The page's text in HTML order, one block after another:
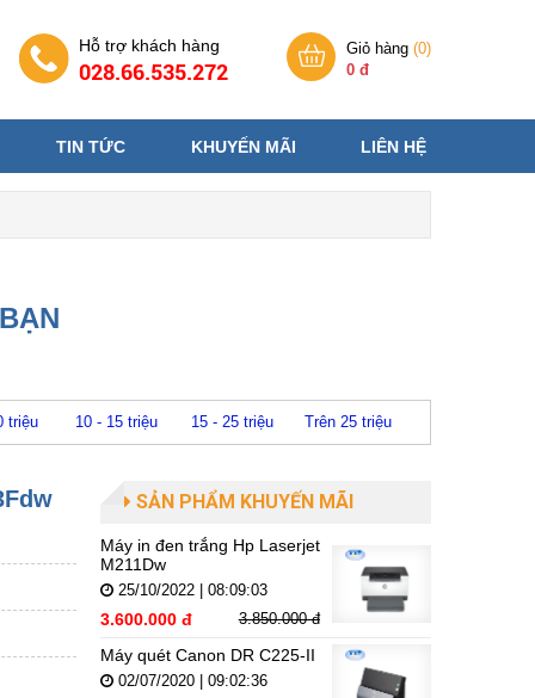
Hỗ trợ khách hàng
028.66.535.272
Giỏ hàng (0)
0 đ
TIN TỨC KHUYẾN MÃI LIÊN HỆ
triệu 10 - 15 triệu 15 - 25 triệu Trên 25 triệu
SẢN PHẨM KHUYẾN MÃI
Máy in đen trắng Hp Laserjet
M211Dw
25/10/2022 | 08:09:03
3.600.000 đ 3.850.000 đ
Máy quét Canon DR C225-II
02/07/2020 | 09:02:36